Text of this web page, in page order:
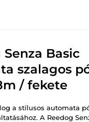
Senza Basic
szalagos
/ fekete
a stílusos automata
A Reedog